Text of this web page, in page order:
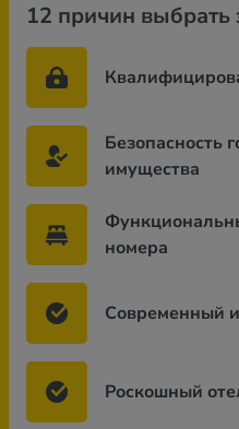
12 причин выбрать
Безопасность
имущества
номера
Современный
Роскошный